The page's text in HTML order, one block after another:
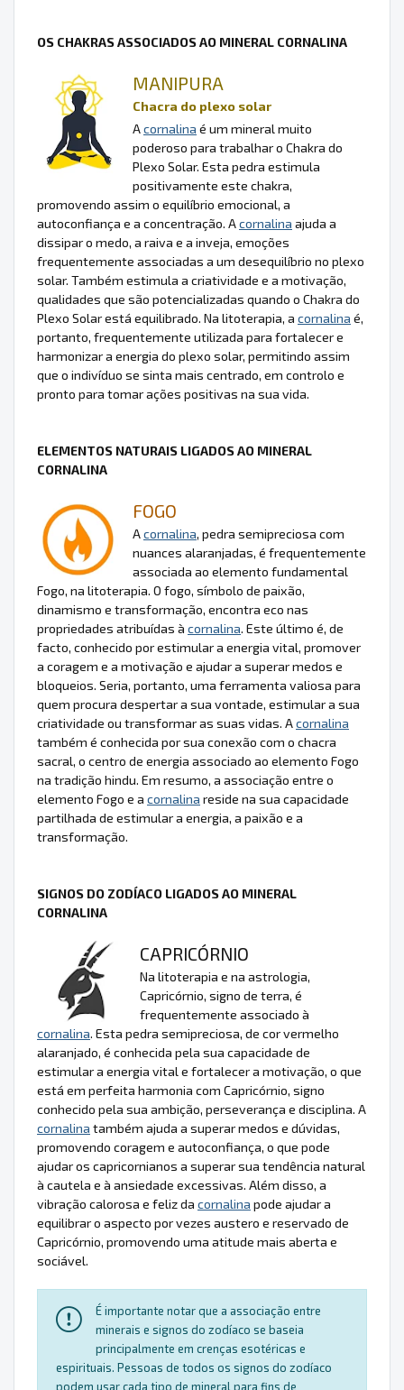
OS CHAKRAS ASSOCIADOS AO MINERAL CORNALINA
MANIPURA
Chacra do plexo solar
Acornalina é um mineral muito
poderoso para trabalhar o Chakra do
Plexo Solar. Esta pedra estimula
positivamente este chakra,
promovendo assim o equilíbrio emocional, a
autoconfiança e a concentração. Acornalina ajuda a
dissipar o medo, a raiva e a inveja, emoções
frequentemente associadas a um desequilíbrio no plexo
solar. Também estimula a criatividade e a motivação,
qualidades que são potencializadas quando o Chakra do
Plexo Solar está equilibrado. Na litoterapia, a cornalina é,
portanto, frequentemente utilizada para fortalecer e
harmonizar a energia do plexo solar, permitindo assim
que o indivíduo se sinta mais centrado, em controlo e
pronto para tomar ações positivas na sua vida.
ELEMENTOS NATURAIS LIGADOS AO MINERAL
CORNALINA
FOGO
Acornalina, pedra semipreciosa com
nuances alaranjadas, é frequentemente
associada ao elemento fundamental
Fogo, na litoterapia. O fogo, símbolo de paixão,
dinamismo e transformação, encontra eco nas
propriedades atribuídas à cornalina. Este último é, de
facto, conhecido por estimular a energia vital, promover
a coragem e a motivação e ajudar a superar medos e
bloqueios. Seria, portanto, uma ferramenta valiosa para
quem procura despertar a sua vontade, estimular a sua
criatividade ou transformar as suas vidas. Acornalina
também é conhecida por sua conexão com o chacra
sacral, o centro de energia associado ao elemento Fogo
na tradição hindu. Em resumo, a associação entre o
elemento Fogo e a cornalina reside na sua capacidade
partilhada de estimular a energia, a paixão e a
transformação.
SIGNOS DO ZODÍACO LIGADOS AO MINERAL
CORNALINA
CAPRICÓRNIO
Na litoterapia e na astrologia,
Capricórnio, signo de terra, é
frequentemente associado à
cornalina. Esta pedra semipreciosa, de cor vermelho
alaranjado, é conhecida pela sua capacidade de
estimular a energia vital e fortalecer a motivação, o que
está em perfeita harmonia com Capricórnio, signo
conhecido pela sua ambição, perseverança e disciplina. A
cornalina também ajuda a superar medos e dúvidas,
promovendo coragem e autoconfiança, o que pode
ajudar os capricornianos a superar sua tendência natural
à cautela e à ansiedade excessivas. Além disso, a
vibração calorosa e feliz da cornalina pode ajudar a
equilibrar o aspecto por vezes austero e reservado de
Capricórnio, promovendo uma atitude mais aberta e
sociável.
É importante notar que a associação entre
minerais e signos do zodíaco se baseia
principalmente em crenças esotéricas e
espirituais. Pessoas de todos os signos do zodíaco
podem usar cada tipo de mineral para fins de